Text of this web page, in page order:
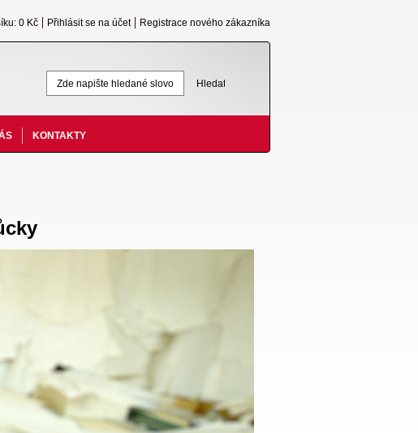
0 Kč Přihlásit se na účet Registrace nového zákazníka
KONTAKTY